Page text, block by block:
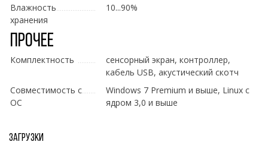
Влажность
хранения
10...90%
Прочее
Комплектность
сенсорный экран, контроллер,
кабель USB, акустический скотч
Совместимость с
ОС
Windows 7 Premium и выше, Linux с
ядром 3,0 и выше
Загрузки